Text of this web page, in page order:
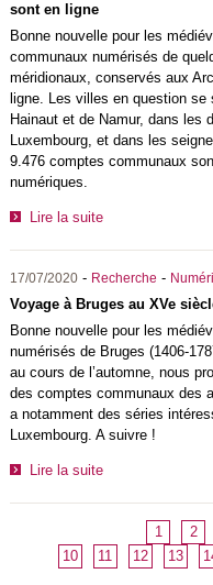
sont en ligne
Bonne nouvelle pour les
communaux numérisés de
méridionaux, conservés aux
ligne. Les villes en question
Hainaut et de Namur, dans les
Luxembourg, et dans les
9.476 comptes communaux
numériques.
Lire la suite
17/07/2020- Recherche -
Voyage à Bruges au XVe
Bonne nouvelle pour les
numérisés de Bruges (1406-
au cours de l’automne, nous
des comptes communaux des
a notamment des séries
Luxembourg. A suivre !
Lire la suite
1 2
10
11 12 13